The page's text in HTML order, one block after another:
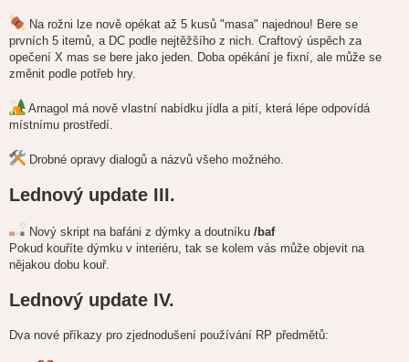
v
e
k
Na rožni lze nově opékat až 5 kusů "masa" najednou! Bere se
prvních 5 itemů, a DC podle nejtěžšího z nich. Craftový úspěch za
opečení X mas se bere jako jeden. Doba opékání je fixní, ale může se
změnit podle potřeb hry.
Arnagol má nově vlastní nabídku jídla a pití, která lépe odpovídá
místnímu prostředí.
Drobné opravy dialogů a názvů všeho možného.
Lednový update III.
Nový skript na bafáni z dýmky a doutníku /baf
Pokud kouříte dýmku v interiéru, tak se kolem vás může objevit na
nějakou dobu kouř.
Lednový update IV.
Dva nové příkazy pro zjednodušení používání RP předmětů: